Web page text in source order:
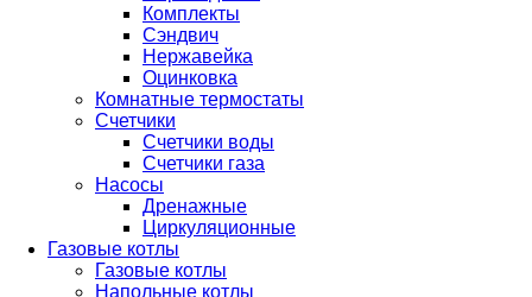
Комплекты
Сэндвич
Нержавейка
Оцинковка
Комнатные термостаты
Счетчики
Счетчики воды
Счетчики газа
Насосы
Дренажные
Циркуляционные
Газовые котлы
Газовые котлы
Напольные котлы